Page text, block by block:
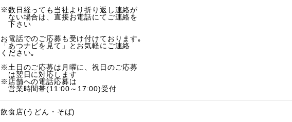
※数日経っても当社より折り返し連絡が
ない場合は、直接お電話にてご連絡を
下さい
お電話でのご応募も受け付けております｡
「あつナビを見て」とお気軽にご連絡
ください｡
※土日のご応募は月曜に、祝日のご応募
は翌日に対応します
※店舗への電話応募は
営業時間帯(11:00～17:00)受付
飲食店(うどん・そば)